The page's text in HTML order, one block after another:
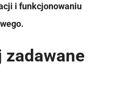
i funkcjonowaniu
zadawane